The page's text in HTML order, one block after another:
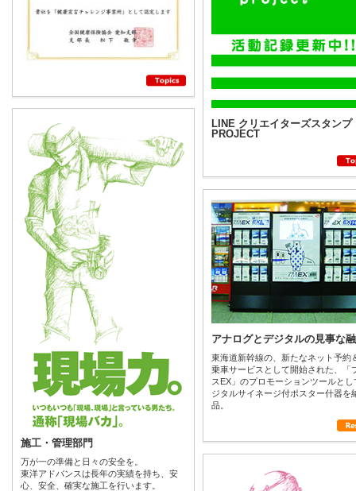
LINE クリエイターズスタンプ
PROJECT
施工・管理部門
万が一の準備と日々の安全を。
東洋アドバンスは長年の実績を持ち、安
心、安全、確実な施工を行います。
アナログとデジタルの見事な
東海道新幹線の、新たなネット予約
乗車サービスとして開始された、「
スEX」のプロモーションツールとし
ジタルサイネージ付ポスター什器を
品。